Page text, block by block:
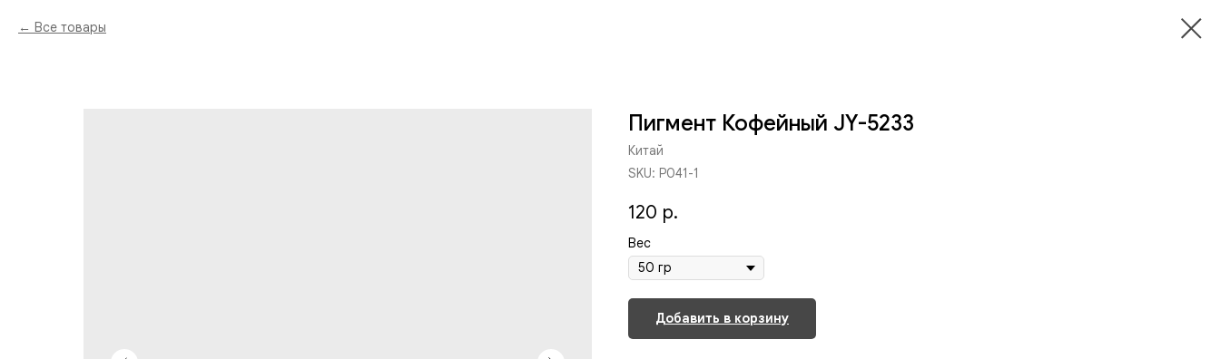
Все товары
Пигмент Кофейный JY-5233
Китай
SKU: P041-1
120 р.
Вес
Добавить в корзину